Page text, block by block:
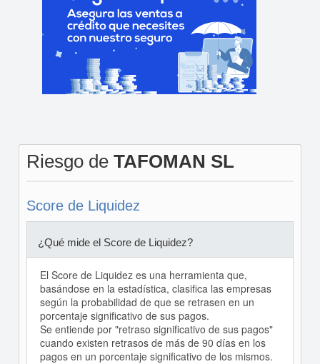
Riesgo de TAFOMAN SL
Score de Liquidez
¿Qué mide el Score de Liquidez?
El Score de Liquidez es una herramienta que,
basándose en la estadística, clasifica las empresas
según la probabilidad de que se retrasen en un
porcentaje significativo de sus pagos.
Se entiende por "retraso significativo de sus pagos"
cuando existen retrasos de más de 90 días en los
pagos en un porcentaje significativo de los mismos.